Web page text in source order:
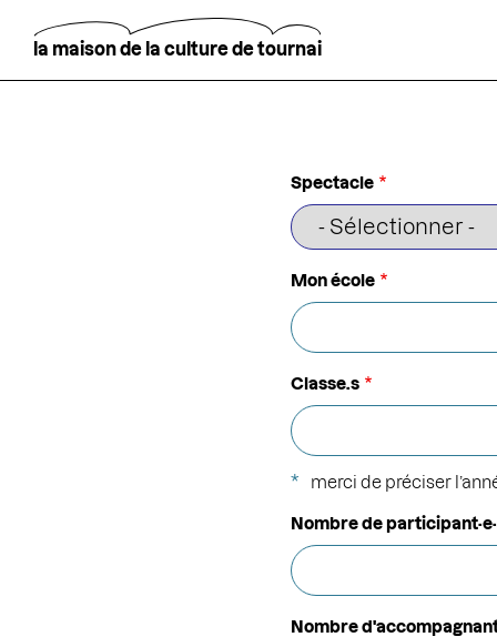
contenu
principal
la maison de la culture de tournai
Spectacle
Mon école
Classe.s
merci de préciser
Nombre de
Nombre